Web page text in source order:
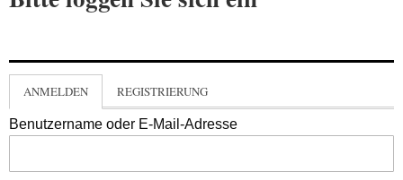
ANMELDEN REGISTRIERUNG
Benutzername oder E-Mail-Adresse